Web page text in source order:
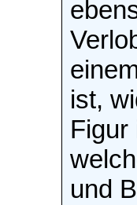
ist,
Figur
und